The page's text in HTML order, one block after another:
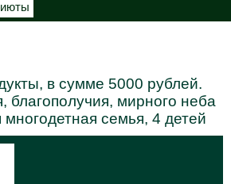
в сумме 5000 рублей.
мирного неба
семья, 4 детей